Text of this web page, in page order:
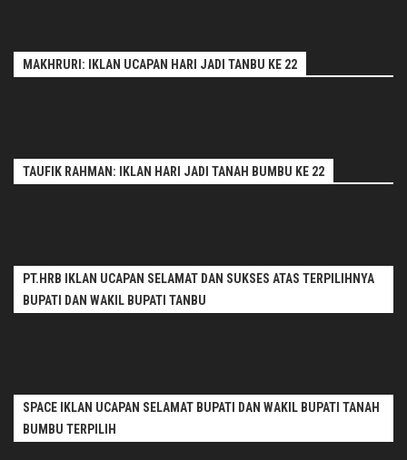
MAKHRURI: IKLAN UCAPAN HARI JADI TANBU KE 22
TAUFIK RAHMAN: IKLAN HARI JADI TANAH BUMBU KE 22
PT.HRB IKLAN UCAPAN SELAMAT DAN SUKSES ATAS TERPILIHNYA
BUPATI DAN WAKIL BUPATI TANBU
SPACE IKLAN UCAPAN SELAMAT BUPATI DAN WAKIL BUPATI TANAH
BUMBU TERPILIH